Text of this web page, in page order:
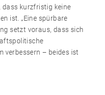
dass kurzfristig keine
ist. „Eine spürbare
setzt voraus, dass sich
verbessern – beides ist